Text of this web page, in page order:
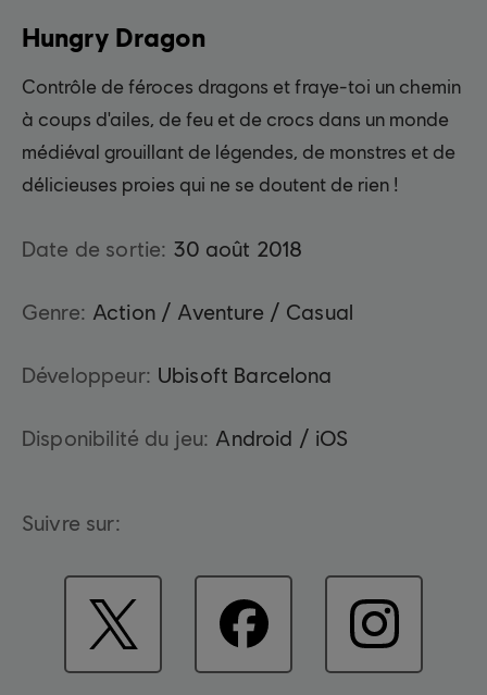
Hungry Dragon
Contrôle de féroces dragons et fraye-toi un chemin
à coups d'ailes, de feu et de crocs dans un monde
médiéval grouillant de légendes, de monstres et de
délicieuses proies qui ne se doutent de rien !
Date de sortie: 30 août 2018
Genre: Action / Aventure / Casual
Développeur: Ubisoft Barcelona
Disponibilité du jeu: Android / iOS
Suivre sur: